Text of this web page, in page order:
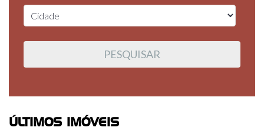
ÚLTIMOS IMÓVEIS